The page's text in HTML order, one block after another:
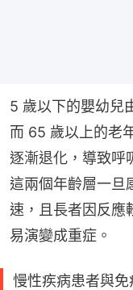
5 歲以下的嬰幼兒
而 65 歲以上的老
逐漸退化，導致呼
這兩個年齡層一旦
速，且長者因反應
易演變成重症。
慢性疾病患者與免